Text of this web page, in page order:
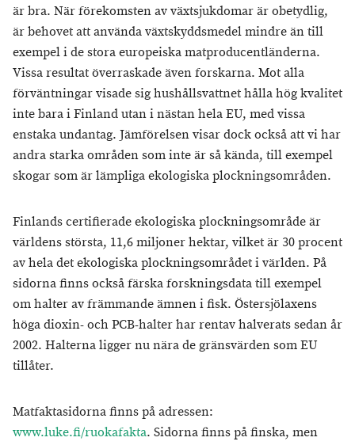
är bra. När förekomsten av växtsjukdomar är obetydlig,
är behovet att använda växtskyddsmedel mindre än till
exempel i de stora europeiska matproducentländerna.
Vissa resultat överraskade även forskarna. Mot alla
förväntningar visade sig hushållsvattnet hålla hög kvalitet
inte bara i Finland utan i nästan hela EU, med vissa
enstaka undantag. Jämförelsen visar dock också att vi har
andra starka områden som inte är så kända, till exempel
skogar som är lämpliga ekologiska plockningsområden.
Finlands certifierade ekologiska plockningsområde är
världens största, 11,6 miljoner hektar, vilket är 30 procent
av hela det ekologiska plockningsområdet i världen. På
sidorna finns också färska forskningsdata till exempel
om halter av främmande ämnen i fisk. Östersjölaxens
höga dioxin- och PCB-halter har rentav halverats sedan år
2002. Halterna ligger nu nära de gränsvärden som EU
tillåter.
Matfaktasidorna finns på adressen:
www.luke.fi/ruokafakta. Sidorna finns på finska, men